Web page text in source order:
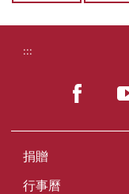
:::
捐贈
行事曆